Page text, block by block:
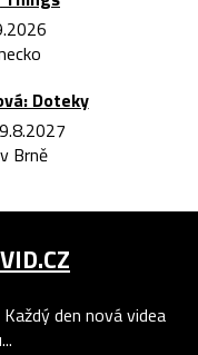
Doteky
Brně
den nová videa